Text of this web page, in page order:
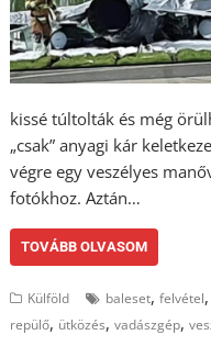
kissé túltolták és még
„csak” anyagi kár
végre egy veszélyes
fotókhoz. Aztán…
TOVÁBB OLVASOM
Külföld baleset,felvétel
repülő, ütközés,vadászgép,